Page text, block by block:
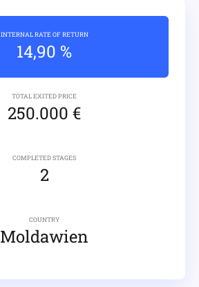
INTERNAL RATE OF RETURN
14,90 %
TOTAL EXITED PRICE
250.000 €
COMPLETED STAGES
2
COUNTRY
Moldawien